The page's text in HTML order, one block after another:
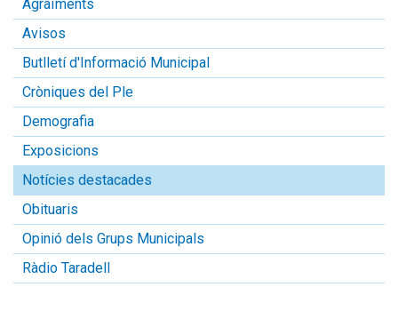
Agraïments
Avisos
Butlletí d'Informació Municipal
Cròniques del Ple
Demografia
Exposicions
Notícies destacades
Obituaris
Opinió dels Grups Municipals
Ràdio Taradell